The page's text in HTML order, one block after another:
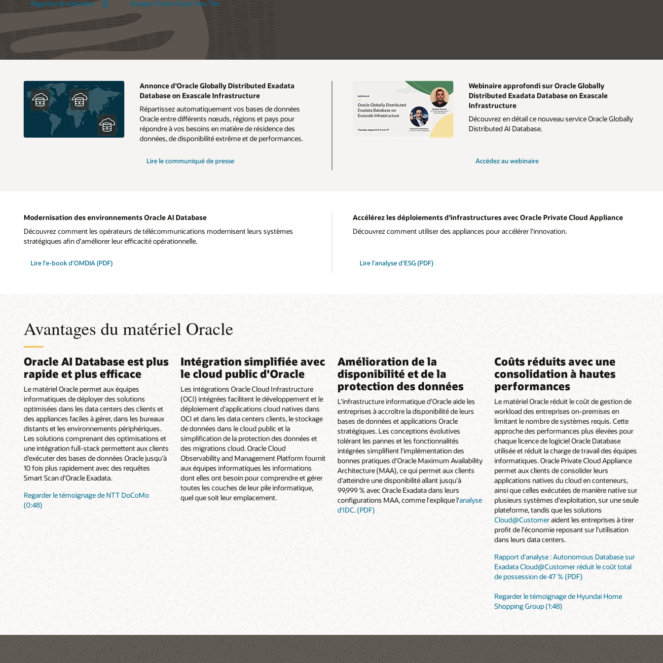
Regarder le webinaire
sur
Exadata
Essayer Oracle Cloud Free Tier
Annonce d'Oracle Globally Distributed Exadata
Database on Exascale Infrastructure
Répartissez automatiquement vos bases de données
Oracle entre différents nœuds, régions et pays pour
répondre à vos besoins en matière de résidence des
données, de disponibilité extrême et de performances.
Lire le communiqué de presse
Webinaire approfondi sur Oracle Globally
Distributed Exadata Database on Exascale
Infrastructure
Découvrez en détail ce nouveau service Oracle Globally
Distributed AI Database.
Accédez au webinaire
Modernisation des environnements Oracle AI Database
Découvrez comment les opérateurs de télécommunications modernisent leurs systèmes
stratégiques afin d'améliorer leur efficacité opérationnelle.
Lire l'e-book d'OMDIA (PDF)
Accélérez les déploiements d'infrastructures avec Oracle Private Cloud Appliance
Découvrez comment utiliser des appliances pour accélérer l'innovation.
Lire l’analyse d’ESG (PDF)
Avantages du matériel Oracle
Oracle AI Database est plus
rapide et plus efficace
Le matériel Oracle permet aux équipes
informatiques de déployer des solutions
optimisées dans les data centers des clients et
des appliances faciles à gérer, dans les bureaux
distants et les environnements périphériques.
Les solutions comprenant des optimisations et
une intégration full-stack permettent aux clients
d’exécuter des bases de données Oracle jusqu’à
10 fois plus rapidement avec des requêtes
Smart Scan d’Oracle Exadata.
Regarder le témoignage de NTT DoCoMo
(0:48)
Intégration simplifiée avec
le cloud public d'Oracle
Les intégrations Oracle Cloud Infrastructure
(OCI) intégrées facilitent le développement et le
déploiement d'applications cloud natives dans
OCI et dans les data centers clients, le stockage
de données dans le cloud public et la
simplification de la protection des données et
des migrations cloud. Oracle Cloud
Observability and Management Platform fournit
aux équipes informatiques les informations
dont elles ont besoin pour comprendre et gérer
toutes les couches de leur pile informatique,
quel que soit leur emplacement.
Amélioration de la
disponibilité et de la
protection des données
L'infrastructure informatique d'Oracle aide les
entreprises à accroître la disponibilité de leurs
bases de données et applications Oracle
stratégiques. Les conceptions évolutives
tolérant les pannes et les fonctionnalités
intégrées simplifient l'implémentation des
bonnes pratiques d'Oracle Maximum Availability
Architecture (MAA), ce qui permet aux clients
d'atteindre une disponibilité allant jusqu'à
99,999 % avec Oracle Exadata dans leurs
configurations MAA, comme l'explique l'analyse
d'IDC. (PDF)
Coûts réduits avec une
consolidation à hautes
performances
Le matériel Oracle réduit le coût de gestion de
workload des entreprises on-premises en
limitant le nombre de systèmes requis. Cette
approche des performances plus élevées pour
chaque licence de logiciel Oracle Database
utilisée et réduit la charge de travail des équipes
informatiques. Oracle Private Cloud Appliance
permet aux clients de consolider leurs
applications natives du cloud en conteneurs,
ainsi que celles exécutées de manière native sur
plusieurs systèmes d'exploitation, sur une seule
plateforme, tandis que les solutions
Cloud@Customeraident les entreprises à tirer
profit de l'économie reposant sur l'utilisation
dans leurs data centers.
Rapport d'analyse : Autonomous Database sur
Exadata Cloud@Customer réduit le coût total
de possession de 47 % (PDF)
Regarder le témoignage de Hyundai Home
Shopping Group (1:48)